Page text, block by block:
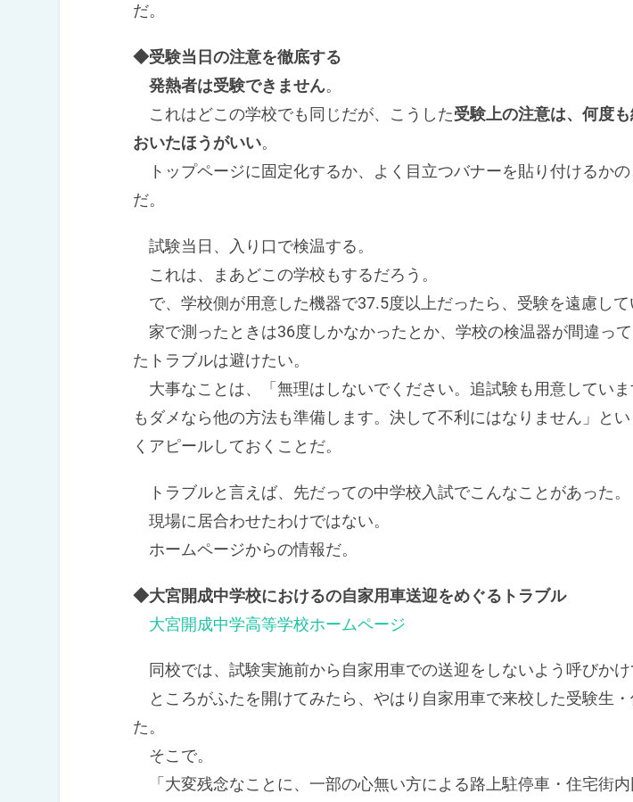
だ。
◆受験当日の注意を徹底する
発熱者は受験できません。
これはどこの学校でも同じだが、こうした受験上の注意は、何度
おいたほうがいい。
トップページに固定化するか、よく目立つバナーを貼り付けるか
だ。
試験当日、入り口で検温する。
これは、まあどこの学校もするだろう。
で、学校側が用意した機器で37.5度以上だったら、受験を遠慮して
家で測ったときは36度しかなかったとか、学校の検温器が間違っ
たトラブルは避けたい。
大事なことは、「無理はしないでください。追試験も用意してい
もダメなら他の方法も準備します。決して不利にはなりません」と
くアピールしておくことだ。
トラブルと言えば、先だっての中学校入試でこんなことがあった。
現場に居合わせたわけではない。
ホームページからの情報だ。
◆大宮開成中学校におけるの自家用車送迎をめぐるトラブル
大宮開成中学高等学校ホームページ
同校では、試験実施前から自家用車での送迎をしないよう呼びかけ
ところがふたを開けてみたら、やはり自家用車で来校した受験生
た。
そこで。
「大変残念なことに、一部の心無い方による路上駐停車・住宅街